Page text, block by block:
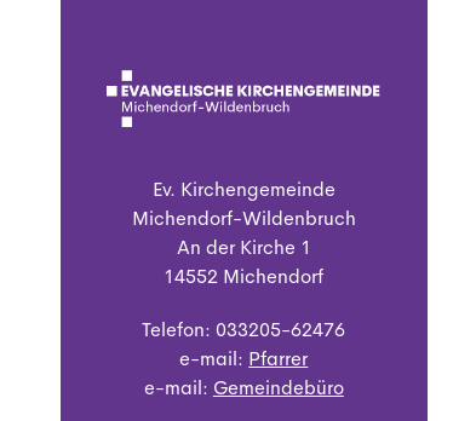
Ev. Kirchengemeinde
Michendorf-Wildenbruch
An der Kirche 1
14552 Michendorf
Telefon: 033205-62476
e-mail: Pfarrer
e-mail: Gemeindebüro